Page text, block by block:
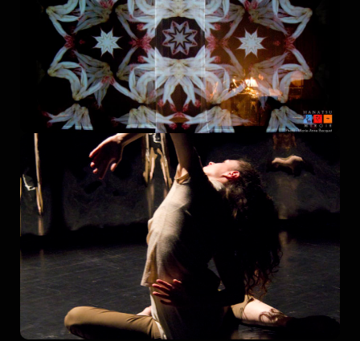
Alireza Farhang
more
La Vallée des Merveilles
Maurilio Cacciatore
more